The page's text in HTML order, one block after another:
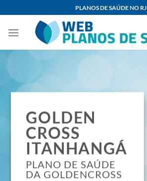
content
PLANOS DE SAÚDE NO RJ
GOLDEN
CROSS
ITANHANGÁ
PLANO DE SAÚDE
DA GOLDENCROSS